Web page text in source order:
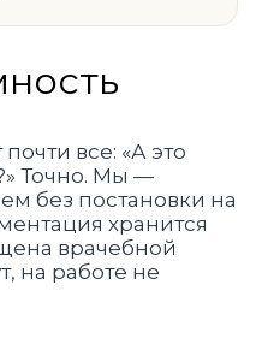
все: «А это
Точно. Мы —
без постановки на
хранится
врачебной
на работе не